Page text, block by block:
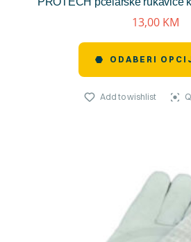
13,00 KM
ODABERI
Add to wishlist